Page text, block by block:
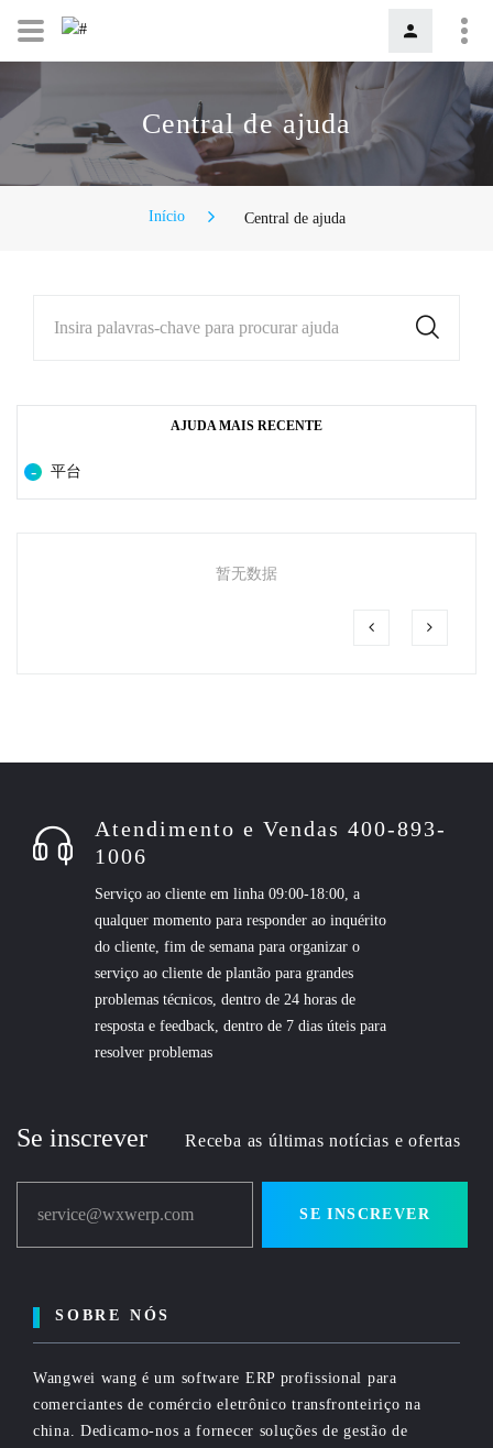
Central de ajuda
Início Central de ajuda
Insira palavras-chave para procurar ajuda
AJUDA MAIS RECENTE
平台
暂无数据
Atendimento e Vendas 400-893-
1006
Serviço ao cliente em linha 09:00-18:00, a
qualquer momento para responder ao inquérito
do cliente, fim de semana para organizar o
serviço ao cliente de plantão para grandes
problemas técnicos, dentro de 24 horas de
resposta e feedback, dentro de 7 dias úteis para
resolver problemas
Se inscrever Receba as últimas notícias e ofertas
service@wxwerp.com SE INSCREVER
SOBRE NÓS
Wangwei wang é um software ERP profissional para
comerciantes de comércio eletrônico transfronteiriço na
china. Dedicamo-nos a fornecer soluções de gestão de